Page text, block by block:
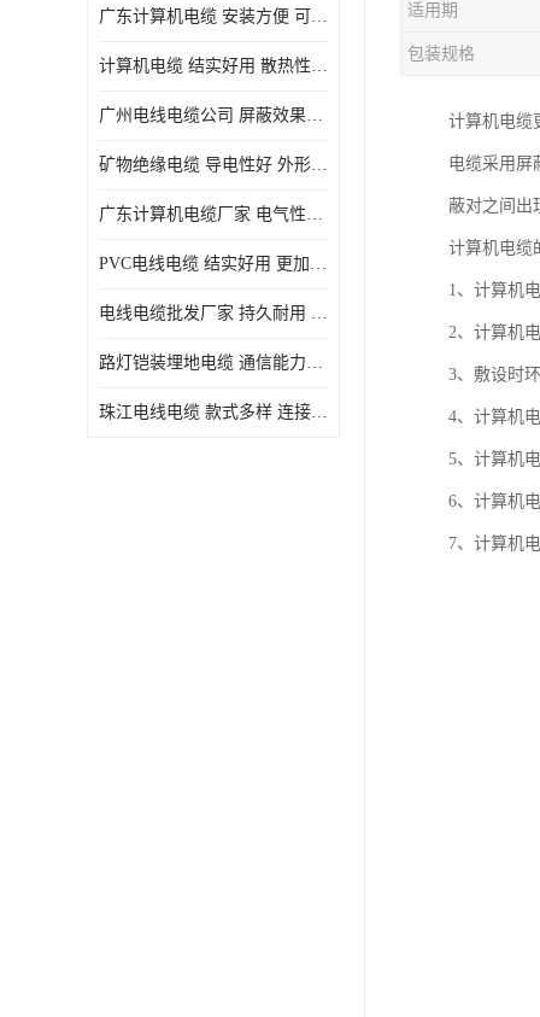
广东计算机电缆 安装方便 可随意弯曲折叠
计算机电缆 结实好用 散热性良好
广州电线电缆公司 屏蔽效果良好 拆卸安装方便
矿物绝缘电缆 导电性好 外形美观大方
广东计算机电缆厂家 电气性能稳定 外形美观大方
PVC电线电缆 结实好用 更加省时省力
电线电缆批发厂家 持久耐用 铜芯含量高
路灯铠装埋地电缆 通信能力强 受外界干扰小
珠江电线电缆 款式多样 连接可靠安全
适用期
包装规格
计算机电缆
电缆采用屏
蔽对之间出
计算机电缆
1、计算机
2、计算机
3、敷设时
4、计算机
5、计算机
6、计算机
7、计算机